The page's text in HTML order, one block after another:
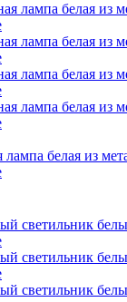
белая из